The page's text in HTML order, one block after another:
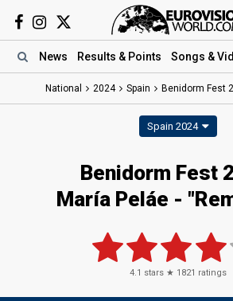
News Results & Points Songs &
National 2024 Spain Benidorm Fest
Spain 2024
Benidorm Fest
María Peláe -
4.1 stars ★ 1821 ratings